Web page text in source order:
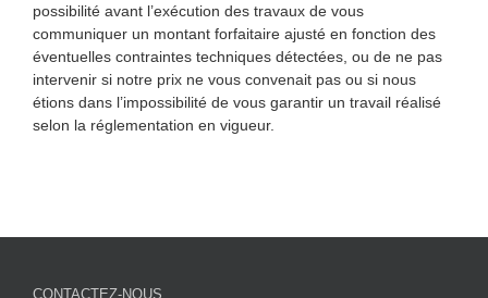
possibilité avant l’exécution des travaux de vous
communiquer un montant forfaitaire ajusté en fonction des
éventuelles contraintes techniques détectées, ou de ne pas
intervenir si notre prix ne vous convenait pas ou si nous
étions dans l’impossibilité de vous garantir un travail réalisé
selon la réglementation en vigueur.
CONTACTEZ-NOUS